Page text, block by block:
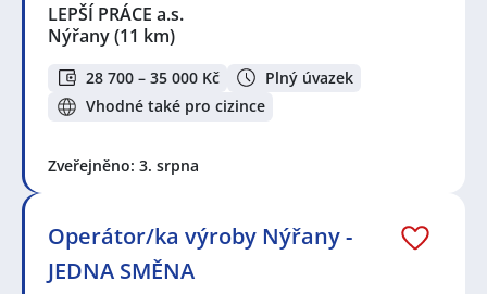
LEPŠÍ PRÁCE a.s.
Nýřany(11 km)
28 700 – 35 000 Kč
Plný úvazek
Vhodné také pro cizince
Zveřejněno: 3. srpna
Operátor/ka výroby Nýřany -
JEDNA SMĚNA